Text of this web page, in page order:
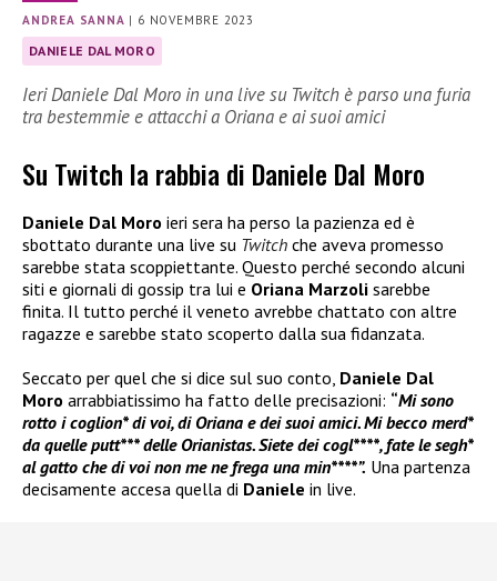
ANDREA SANNA | 6 NOVEMBRE 2023
DANIELE DAL MORO
Ieri Daniele Dal Moro in una live su Twitch è parso una furia
tra bestemmie e attacchi a Oriana e ai suoi amici
Su Twitch la rabbia di Daniele Dal Moro
Daniele Dal Moro ieri sera ha perso la pazienza ed è
sbottato durante una live su Twitch che aveva promesso
sarebbe stata scoppiettante. Questo perché secondo alcuni
siti e giornali di gossip tra lui e Oriana Marzoli sarebbe
finita. Il tutto perché il veneto avrebbe chattato con altre
ragazze e sarebbe stato scoperto dalla sua fidanzata.
Seccato per quel che si dice sul suo conto, Daniele Dal
Moro arrabbiatissimo ha fatto delle precisazioni: “Mi sono
rotto i coglion* di voi, di Oriana e dei suoi amici. Mi becco merd*
da quelle putt*** delle Orianistas. Siete dei cogl****, fate le segh*
al gatto che di voi non me ne frega una min****”. Una partenza
decisamente accesa quella di Daniele in live.